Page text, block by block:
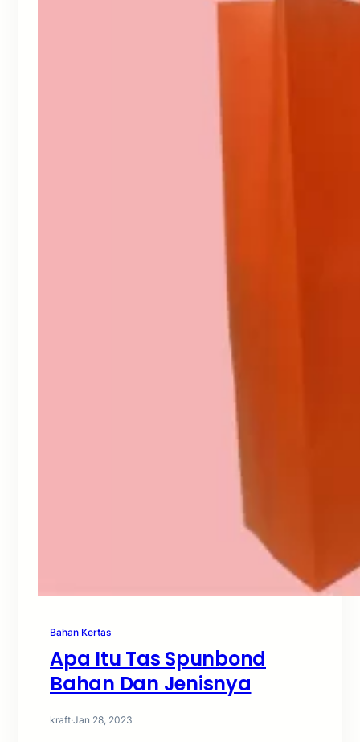
Bahan Kertas
Apa Itu Tas Spunbond
Bahan Dan Jenisnya
kraft·Jan 28, 2023